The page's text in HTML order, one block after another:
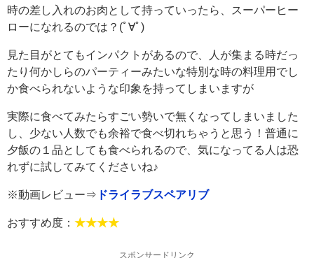
時の差し入れのお肉として持っていったら、スーパーヒー
ローになれるのでは？(ﾟ∀ﾟ)
見た目がとてもインパクトがあるので、人が集まる時だっ
たり何かしらのパーティーみたいな特別な時の料理用でし
か食べられないような印象を持ってしまいますが
実際に食べてみたらすごい勢いで無くなってしまいました
し、少ない人数でも余裕で食べ切れちゃうと思う！普通に
夕飯の１品としても食べられるので、気になってる人は恐
れずに試してみてくださいね♪
※動画レビュー⇒ ドライラブスペアリブ
おすすめ度： ★★★★
スポンサードリンク